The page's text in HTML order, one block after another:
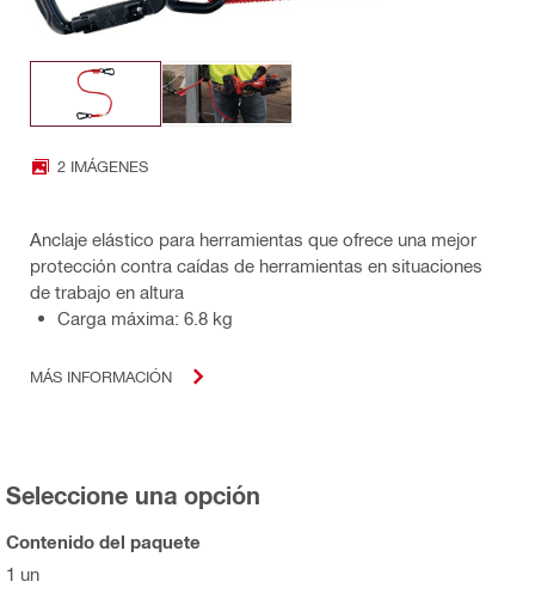
2 IMÁGENES
Anclaje elástico para herramientas que ofrece una mejor
protección contra caídas de herramientas en situaciones
de trabajo en altura
Carga máxima: 6.8 kg
MÁS INFORMACIÓN
Seleccione una opción
Contenido del paquete
1 un